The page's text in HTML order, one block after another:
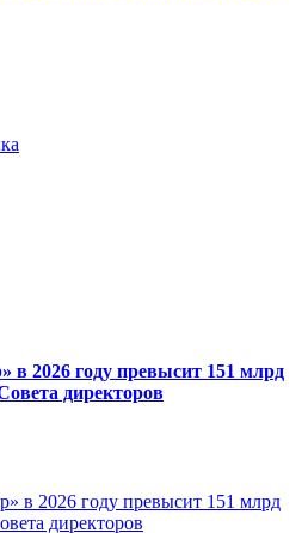
в 2026 году превысит 151 млрд
директоров